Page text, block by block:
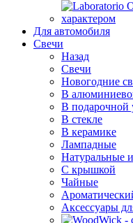
Для автомобиля
Свечи
Назад
Свечи
Новогодние
В
В подарочной
В стекле
В керамике
Лампадные
Натуральные
С крышкой
Чайные
Аксессуары